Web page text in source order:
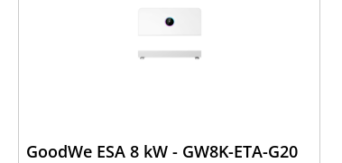
GoodWe ESA 8 kW - GW8K-ETA-G20